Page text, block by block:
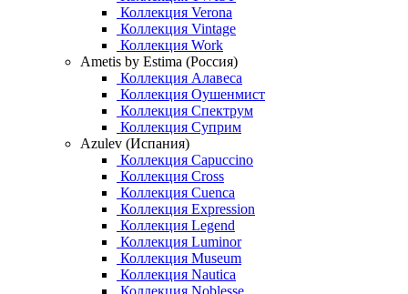
Коллекция Verona
Коллекция Vintage
Коллекция Work
Ametis by Estima (Россия)
Коллекция Алавеса
Коллекция Оушенмист
Коллекция Спектрум
Коллекция Суприм
Azulev (Испания)
Коллекция Capuccino
Коллекция Cross
Коллекция Cuenca
Коллекция Expression
Коллекция Legend
Коллекция Luminor
Коллекция Museum
Коллекция Nautica
Коллекция Noblesse